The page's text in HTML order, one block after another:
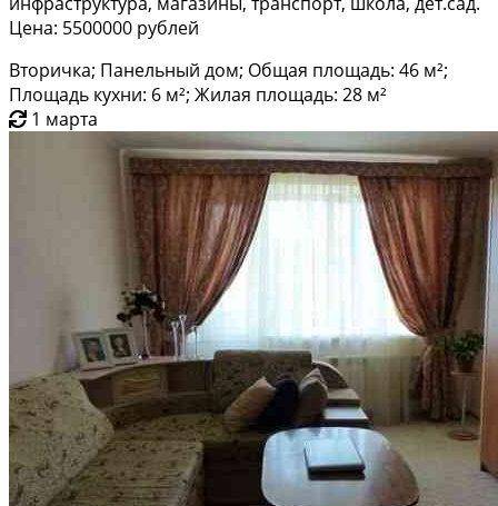
Цена: 5500000 рублей
Вторичка; Панельный дом; Общая площадь: 46 м²;
Площадь кухни: 6 м²; Жилая площадь: 28 м²
1 марта